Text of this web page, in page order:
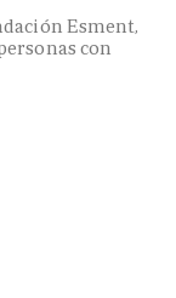
Esment,
con